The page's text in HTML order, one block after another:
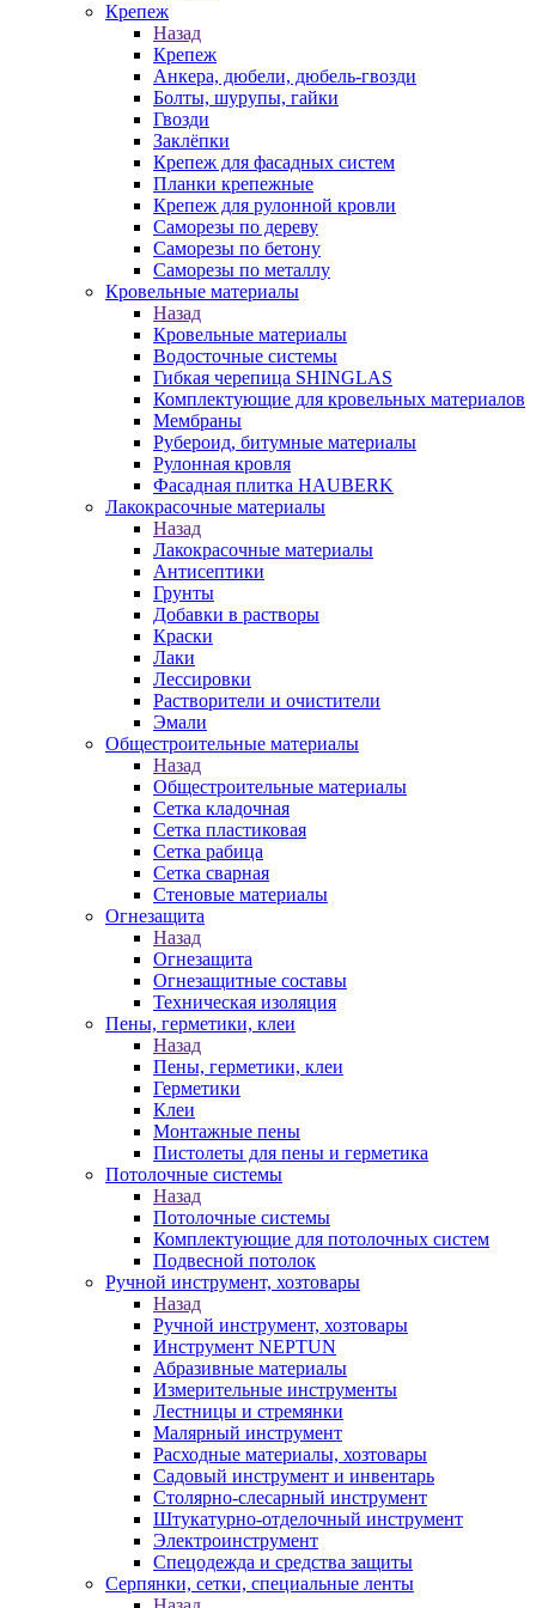
Крепеж
Назад
Крепеж
Анкера, дюбели, дюбель-гвозди
Болты, шурупы, гайки
Гвозди
Заклёпки
Крепеж для фасадных систем
Планки крепежные
Крепеж для рулонной кровли
Саморезы по дереву
Саморезы по бетону
Саморезы по металлу
Кровельные материалы
Назад
Кровельные материалы
Водосточные системы
Гибкая черепица SHINGLAS
Комплектующие для кровельных материалов
Мембраны
Рубероид, битумные материалы
Рулонная кровля
Фасадная плитка HAUBERK
Лакокрасочные материалы
Назад
Лакокрасочные материалы
Антисептики
Грунты
Добавки в растворы
Краски
Лаки
Лессировки
Растворители и очистители
Эмали
Общестроительные материалы
Назад
Общестроительные материалы
Сетка кладочная
Сетка пластиковая
Сетка рабица
Сетка сварная
Стеновые материалы
Огнезащита
Назад
Огнезащита
Огнезащитные составы
Техническая изоляция
Пены, герметики, клеи
Назад
Пены, герметики, клеи
Герметики
Клеи
Монтажные пены
Пистолеты для пены и герметика
Потолочные системы
Назад
Потолочные системы
Комплектующие для потолочных систем
Подвесной потолок
Ручной инструмент, хозтовары
Назад
Ручной инструмент, хозтовары
Инструмент NEPTUN
Абразивные материалы
Измерительные инструменты
Лестницы и стремянки
Малярный инструмент
Расходные материалы, хозтовары
Садовый инструмент и инвентарь
Столярно-слесарный инструмент
Штукатурно-отделочный инструмент
Электроинструмент
Спецодежда и средства защиты
Серпянки, сетки, специальные ленты